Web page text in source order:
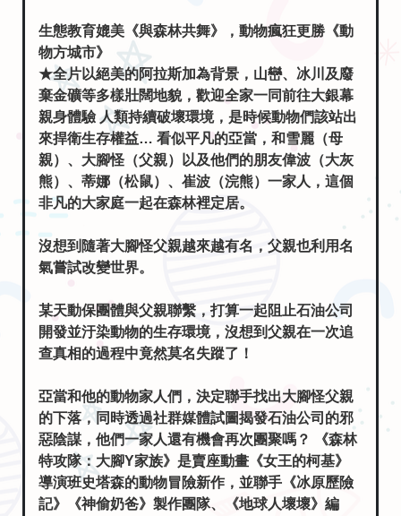
生態教育媲美《與森林共舞》，動物瘋狂更勝《動
物方城市》
★全片以絕美的阿拉斯加為背景，山巒、冰川及廢
棄金礦等多樣壯闊地貌，歡迎全家一同前往大銀幕
親身體驗 人類持續破壞環境，是時候動物們該站出
來捍衛生存權益… 看似平凡的亞當，和雪麗（母
親）、大腳怪（父親）以及他們的朋友偉波（大灰
熊）、蒂娜（松鼠）、崔波（浣熊）一家人，這個
非凡的大家庭一起在森林裡定居。
沒想到隨著大腳怪父親越來越有名，父親也利用名
氣嘗試改變世界。
某天動保團體與父親聯繫，打算一起阻止石油公司
開發並汙染動物的生存環境，沒想到父親在一次追
查真相的過程中竟然莫名失蹤了！
亞當和他的動物家人們，決定聯手找出大腳怪父親
的下落，同時透過社群媒體試圖揭發石油公司的邪
惡陰謀，他們一家人還有機會再次團聚嗎？ 《森林
特攻隊：大腳Y家族》是賣座動畫《女王的柯基》
導演班史塔森的動物冒險新作，並聯手《冰原歷險
記》《神偷奶爸》製作團隊、《地球人壞壞》編